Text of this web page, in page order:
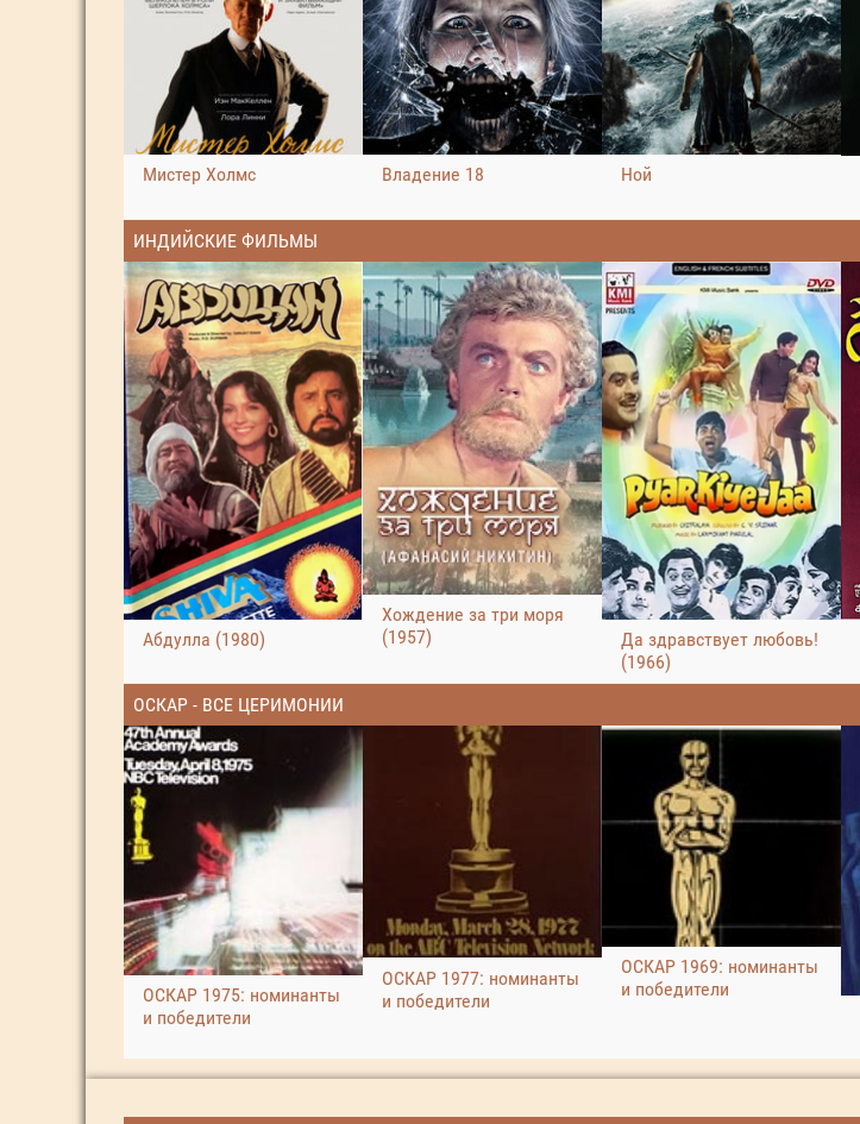
Мистер Холмс Владение 18 Ной
ИНДИЙСКИЕ ФИЛЬМЫ
Абдулла (1980)
Хождение за три моря
(1957)
Да здравствует любовь!
(1966)
ОСКАР - ВСЕ ЦЕРИМОНИИ
ОСКАР 1975: номинанты
и победители
ОСКАР 1977: номинанты
и победители
ОСКАР 1969: номинанты
и победители